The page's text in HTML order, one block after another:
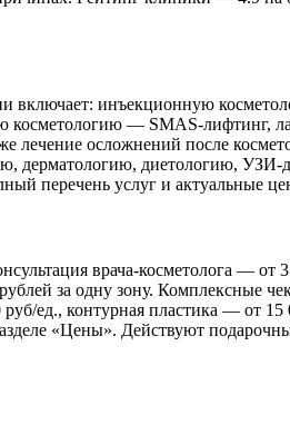
инъекционную
косметологию — SMAS-лифтинг,
осложнений после
дерматологию, диетологию,
перечень услуг и актуальные
врача-косметолога — от
за одну зону. Комплексные
контурная пластика — от 15
«Цены». Действуют